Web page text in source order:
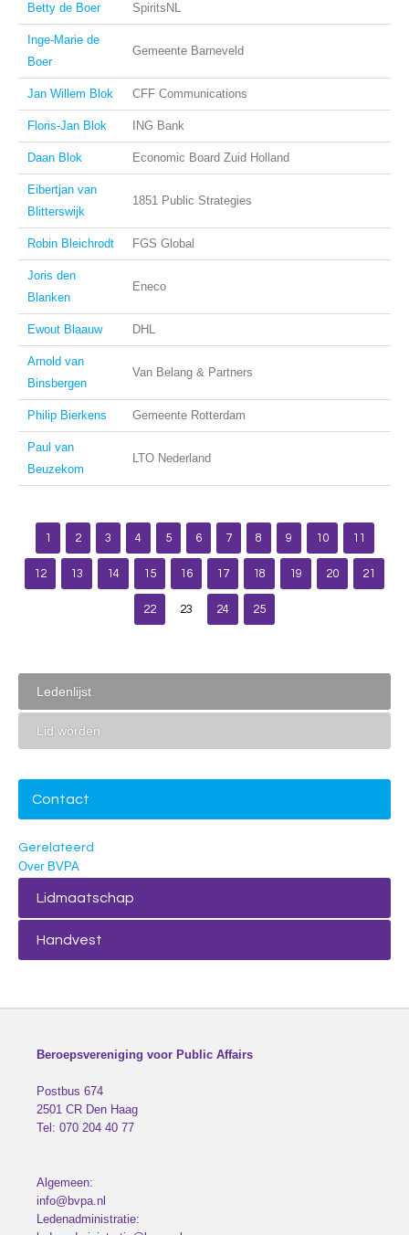
Betty de Boer SpiritsNL
Inge-Marie de
Boer
Gemeente Barneveld
Jan Willem Blok CFF Communications
Floris-Jan Blok ING Bank
Daan Blok Economic Board Zuid Holland
Eibertjan van
Blitterswijk
1851 Public Strategies
Robin Bleichrodt FGS Global
Joris den
Blanken
Eneco
Ewout Blaauw DHL
Arnold van
Binsbergen
Van Belang & Partners
Philip Bierkens Gemeente Rotterdam
Paul van
Beuzekom
LTO Nederland
1 2 3 4 5 6 7 8 9 10 11
12 13 14 15 16 17 18 19 20 21
22 23 24 25
Ledenlijst
Lid worden
Contact
Gerelateerd
Over BVPA
Lidmaatschap
Handvest
Beroepsvereniging voor Public Affairs
Postbus 674
2501 CR Den Haag
Tel: 070 204 40 77
Algemeen:
info@bvpa.nl
Ledenadministratie: